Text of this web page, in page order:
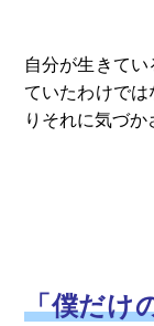
自分が生きて
ていたわけでは
りそれに気づか
「僕だけ